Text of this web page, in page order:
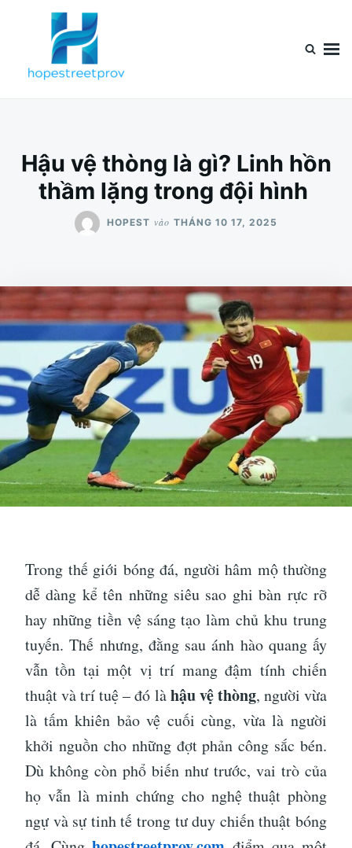
Tìm
kiếm
cho:
Hậu vệ thòng là gì? Linh hồn
thầm lặng trong đội hình
HOPEST vào THÁNG 10 17, 2025
Trong thế giới bóng đá, người hâm mộ thường
dễ dàng kể tên những siêu sao ghi bàn rực rỡ
hay những tiền vệ sáng tạo làm chủ khu trung
tuyến. Thế nhưng, đằng sau ánh hào quang ấy
vẫn tồn tại một vị trí mang đậm tính chiến
thuật và trí tuệ – đó làhậu vệ thòng, người vừa
là tấm khiên bảo vệ cuối cùng, vừa là người
khởi nguồn cho những đợt phản công sắc bén.
Dù không còn phổ biến như trước, vai trò của
họ vẫn là minh chứng cho nghệ thuật phòng
ngự và sự tinh tế trong tư duy chiến thuật bóng